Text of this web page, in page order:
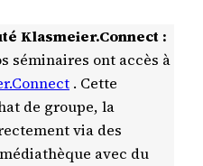
Klasmeier.Connect :
séminaires ont accès à
. Cette
de groupe, la
via des
avec du